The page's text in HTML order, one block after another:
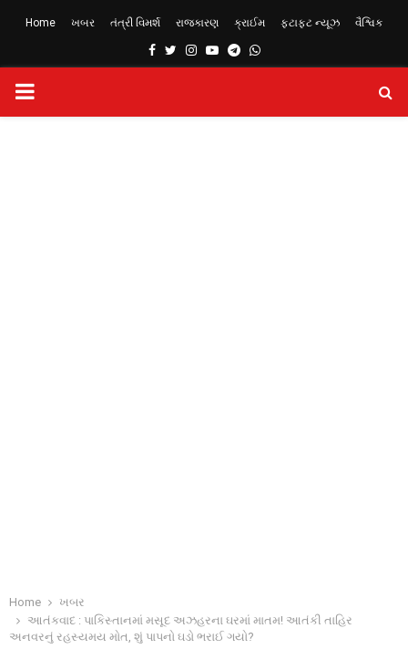
Home ખબર તંત્રી વિમર્શ રાજકારણ ક્રાઈમ ફટાફટ ન્યૂઝ વૈશ્વિક
Facebook
TwitterInstagram
YoutubeTelegram
Whatsapp
PRIMARY
Home
ખબર
આતંકવાદ : પાકિસ્તાનમાં મસૂદ અઝહરના ઘરમાં માતમ! આતંકી તાહિર
અનવરનું રહસ્યમય મોત, શું પાપનો ઘડો ભરાઈ ગયો?